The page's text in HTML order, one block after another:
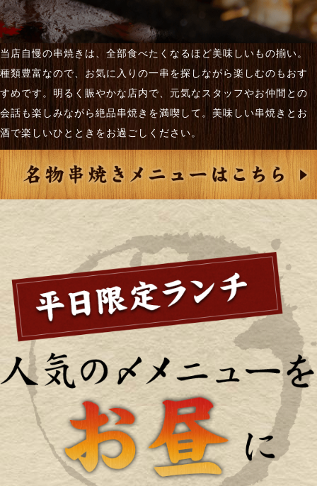
当店自慢の串焼きは、全部食べたくなるほど美味しいもの揃い。
種類豊富なので、お気に入りの一串を探しながら楽しむのもおす
すめです。明るく賑やかな店内で、元気なスタッフやお仲間との
会話も楽しみながら絶品串焼きを満喫して。美味しい串焼きとお
酒で楽しいひとときをお過ごしください。